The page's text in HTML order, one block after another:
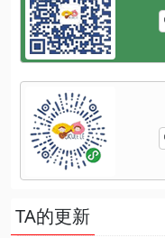
TA的更新